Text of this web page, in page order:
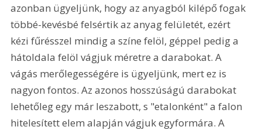
azonban ügyeljünk, hogy az anyagból kilépő fogak
többé-kevésbé felsértik az anyag felületét, ezért
kézi fűrésszel mindig a színe felöl, géppel pedig a
hátoldala felöl vágjuk méretre a darabokat. A
vágás merőlegességére is ügyeljünk, mert ez is
nagyon fontos. Az azonos hosszúságú darabokat
lehetőleg egy már leszabott, s "etalonként" a falon
hitelesített elem alapján vágjuk egyformára. A